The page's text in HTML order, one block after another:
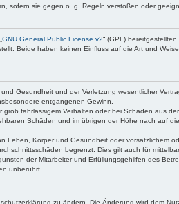
sofern sie gegen o. g. Regeln verstoßen oder
GNU General Public License v2“ (GPL)
Beide haben keinen Einfluss auf die Art und
Gesundheit und der Verletzung wesentlicher
entgangenen Gewinn.
fahrlässigem Verhalten oder bei Schäden aus
Schäden und im übrigen der Höhe nach auf
Leben, Körper und Gesundheit oder vorsätzlichem
begrenzt. Dies gilt auch für
der Mitarbeiter und Erfüllungsgehilfen des
unberührt.
zu ändern. Die Änderung wird dem